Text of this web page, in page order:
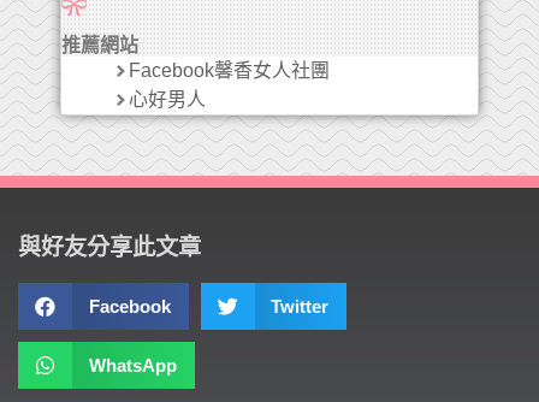
推薦網站
Facebook馨香女人社團
心好男人
與好友分享此文章
Facebook Twitter
WhatsApp